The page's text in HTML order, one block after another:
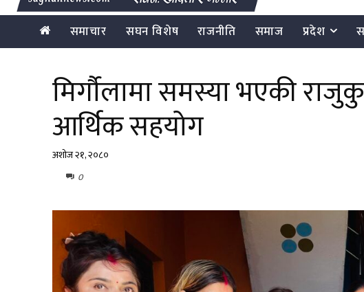
समाचार सघन विशेष राजनीति समाज प्रदेश
मिर्गौलामा समस्या भएकी
आर्थिक सहयोग
अशोज २१, २०८०
0